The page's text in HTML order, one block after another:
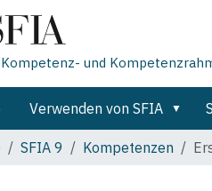
und
Verwenden von SFIA
SFIA 9 Kompetenzen